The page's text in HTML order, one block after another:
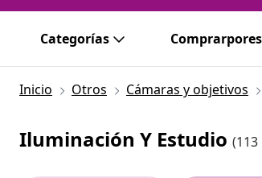
Categorías
Inicio Otros Cámaras y objetivos
Iluminación Y Estudio